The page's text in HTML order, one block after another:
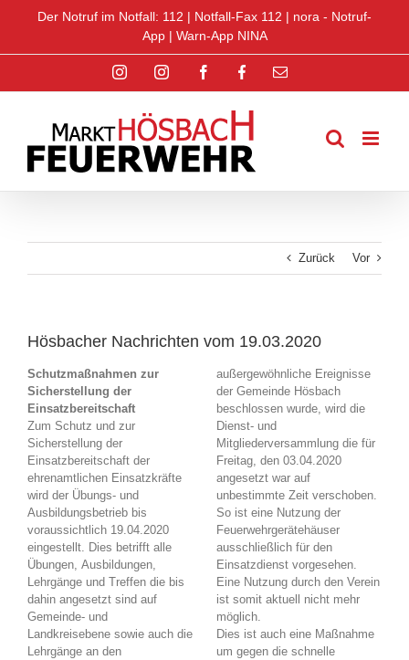
Der Notruf im Notfall: 112 | Notfall-Fax 112 | nora - Notruf-
App| Warn-App NINA
InstagramInstagram
FacebookFacebookE-
Zurück Vor
Hösbacher Nachrichten vom 19.03.2020
Schutzmaßnahmen zur
Sicherstellung der
Einsatzbereitschaft
Zum Schutz und zur
Sicherstellung der
Einsatzbereitschaft der
ehrenamtlichen Einsatzkräfte
wird der Übungs- und
Ausbildungsbetrieb bis
voraussichtlich 19.04.2020
eingestellt. Dies betrifft alle
Übungen, Ausbildungen,
Lehrgänge und Treffen die bis
dahin angesetzt sind auf
Gemeinde- und
Landkreisebene sowie auch die
Lehrgänge an den
außergewöhnliche Ereignisse
der Gemeinde Hösbach
beschlossen wurde, wird die
Dienst- und
Mitgliederversammlung die für
Freitag, den 03.04.2020
angesetzt war auf
unbestimmte Zeit verschoben.
So ist eine Nutzung der
Feuerwehrgerätehäuser
ausschließlich für den
Einsatzdienst vorgesehen.
Eine Nutzung durch den Verein
ist somit aktuell nicht mehr
möglich.
Dies ist auch eine Maßnahme
um gegen die schnelle